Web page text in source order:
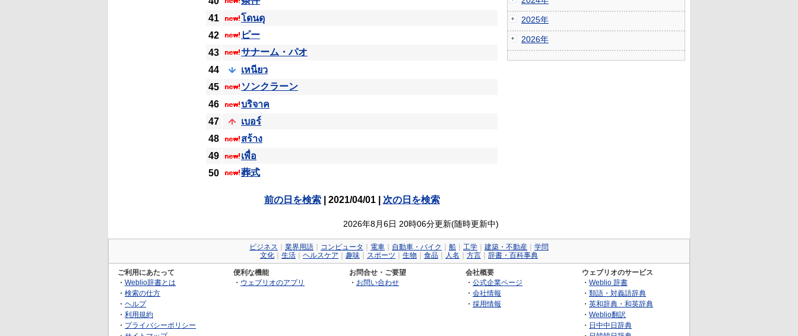
41
โดนดุ
42
ピー
43
サナーム・パオ
44
เหนียว
45
ソンクラーン
46
บริจาค
47
เบอร์
48
สร้าง
49
เพื่อ
50
葬式
前の日を検索| 2021/04/01 | 次の日を検索
2026年8月6日 20時06分更新(随時更新中)
2025年
2026年
ビジネス 業界用語 コンピュータ 電車 自動車・バイク 船 工学 建築・不動産
学問
文化
生活 ヘルスケア 趣味 スポーツ 生物 食品 人名 方言 辞書・百科事典
ご利用にあたって
・ Weblio辞書とは
・ 検索の仕方
・ ヘルプ
・ 利用規約
・ プライバシーポリシー
便利な機能
・ ウェブリオのアプリ
お問合せ・ご要望
・ お問い合わせ
会社概要
・ 公式企業ページ
・ 会社情報
・ 採用情報
ウェブリオのサービス
・ Weblio 辞書
・ 類語・対義語辞典
・ 英和辞典・和英辞典
・ Weblio翻訳
・ 日中中日辞典